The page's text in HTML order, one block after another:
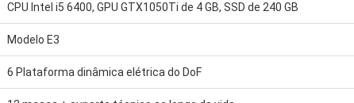
CPU Intel i5 6400, GPU GTX1050Ti de 4 GB, SSD de 240 GB
Modelo E3
6 Plataforma dinâmica elétrica do DoF